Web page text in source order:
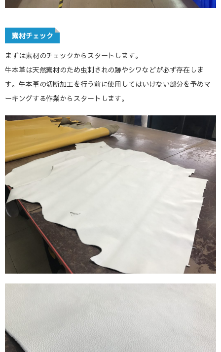
素材チェック
まずは素材のチェックからスタートします。
牛本革は天然素材のため虫刺されの跡やシワなどが必ず存在しま
す。牛本革の切断加工を行う前に使用してはいけない部分を予めマ
ーキングする作業からスタートします。